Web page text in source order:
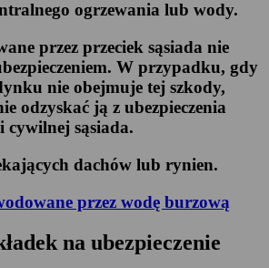
ogrzewania lub wody.
przez przeciek sąsiada nie
W przypadku, gdy
nie obejmuje tej szkody,
odzyskać ją z ubezpieczenia
cywilnej sąsiada.
dachów lub rynien.
przez wodę burzową
na ubezpieczenie